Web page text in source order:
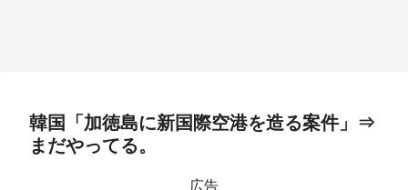
韓国「加徳島に新国際空港を造る案件」⇒
まだやってる。
広告